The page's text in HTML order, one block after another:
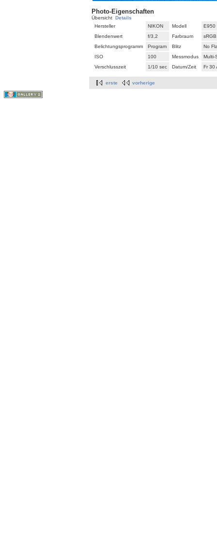
Photo-Eigenschaften
Übersicht Details
Hersteller
NIKON Modell
E950
Blendenwert
f/3,2 Farbraum
sRGB
Belichtungsprogramm
Program Blitz
No
ISO
100 Messmodus
Multi-
Verschlusszeit
1/10 sec Datum/Zeit Fr 30
erste vorherige